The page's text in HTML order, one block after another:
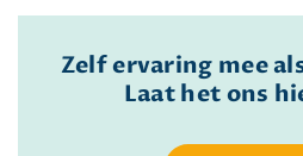
Zelf ervaring mee
Laat het ons